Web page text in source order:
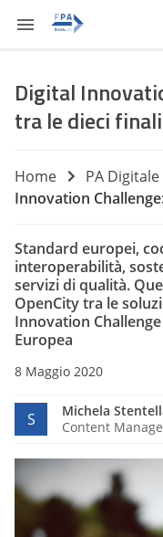
Digital
tra le dieci
Home PA Digitale
Innovation
Standard europei,
interoperabilità,
servizi di qualità.
OpenCity tra le
Innovation
Europea
8 Maggio 2020
S
Michela
Content